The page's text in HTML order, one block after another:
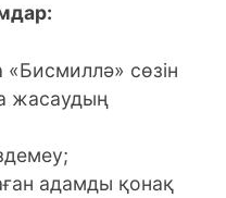
сөзін
жасаудың
адамды қонақ